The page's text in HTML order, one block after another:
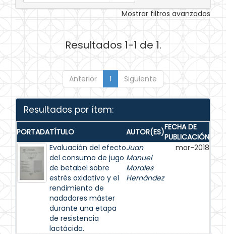
Mostrar filtros avanzados
Resultados 1-1 de 1.
Anterior 1 Siguiente
Resultados por ítem:
PORTADATÍTULO AUTOR(ES)FECHA DE
PUBLICACIÓN
Evaluación del efecto
del consumo de jugo
de betabel sobre
estrés oxidativo y el
rendimiento de
nadadores máster
durante una etapa
de resistencia
lactácida.
Juan
Manuel
Morales
Hernández
mar-2018